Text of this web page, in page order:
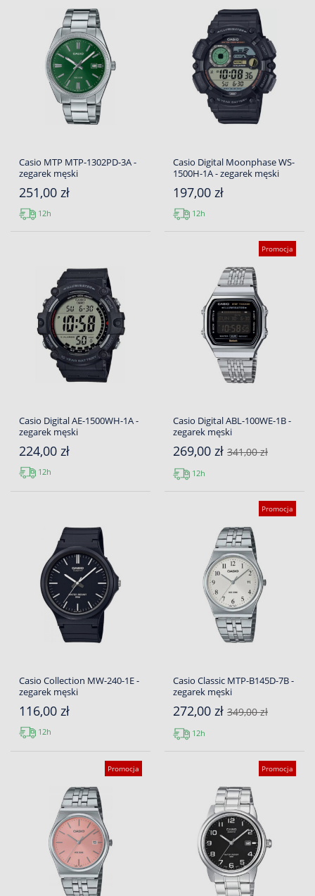
Casio MTP MTP-1302PD-3A -
zegarek męski
251,00 zł
12h
Casio Digital Moonphase WS-
1500H-1A - zegarek męski
197,00 zł
12h
Casio Digital AE-1500WH-1A -
zegarek męski
224,00 zł
12h
Promocja
Casio Digital ABL-100WE-1B -
zegarek męski
269,00 zł 341,00 zł
12h
Casio Collection MW-240-1E -
zegarek męski
116,00 zł
12h
Promocja
Casio Classic MTP-B145D-7B -
zegarek męski
272,00 zł 349,00 zł
12h
Promocja Promocja